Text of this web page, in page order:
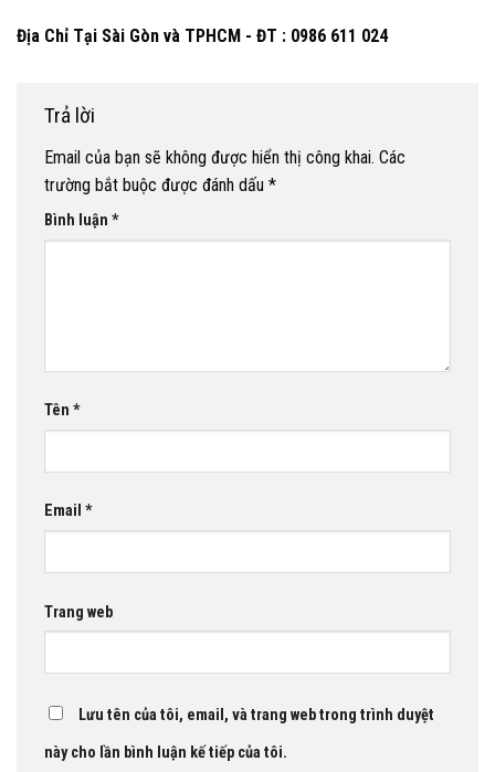
Địa Chỉ Tại Sài Gòn và TPHCM - ĐT : 0986 611 024
Trả lời
Email của bạn sẽ không được hiển thị công khai. Các
trường bắt buộc được đánh dấu *
Bình luận *
Tên *
Email *
Trang web
Lưu tên của tôi, email, và trang web trong trình duyệt
này cho lần bình luận kế tiếp của tôi.